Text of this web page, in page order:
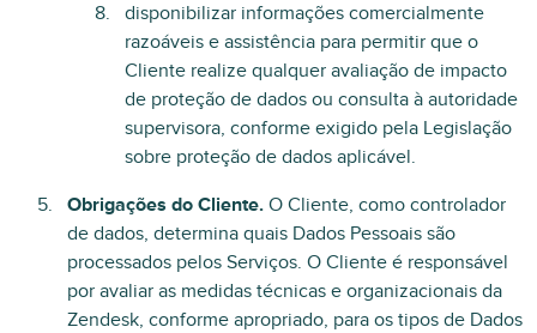
disponibilizar informações comercialmente
razoáveis e assistência para permitir que o
Cliente realize qualquer avaliação de impacto
de proteção de dados ou consulta à autoridade
supervisora, conforme exigido pela Legislação
sobre proteção de dados aplicável.
Obrigações do Cliente. O Cliente, como controlador
de dados, determina quais Dados Pessoais são
processados pelos Serviços. O Cliente é responsável
por avaliar as medidas técnicas e organizacionais da
Zendesk, conforme apropriado, para os tipos de Dados